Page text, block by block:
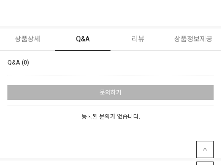
상품상세 Q&A 리뷰 상품정보제공
Q&A (0)
문의하기
등록된 문의가 없습니다.